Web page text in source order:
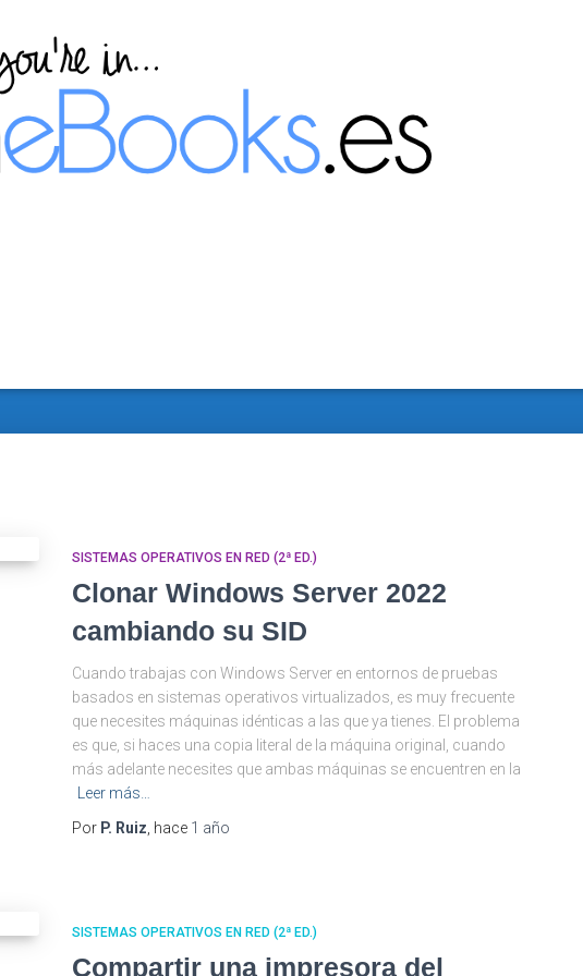
SISTEMAS OPERATIVOS EN RED (2ª ED.)
Clonar Windows Server 2022
cambiando su SID
Cuando trabajas con Windows Server en entornos de pruebas
basados en sistemas operativos virtualizados, es muy frecuente
que necesites máquinas idénticas a las que ya tienes. El problema
es que, si haces una copia literal de la máquina original, cuando
más adelante necesites que ambas máquinas se encuentren en la
Leer más…
Por P. Ruiz , hace 1 año
SISTEMAS OPERATIVOS EN RED (2ª ED.)
Compartir una impresora del